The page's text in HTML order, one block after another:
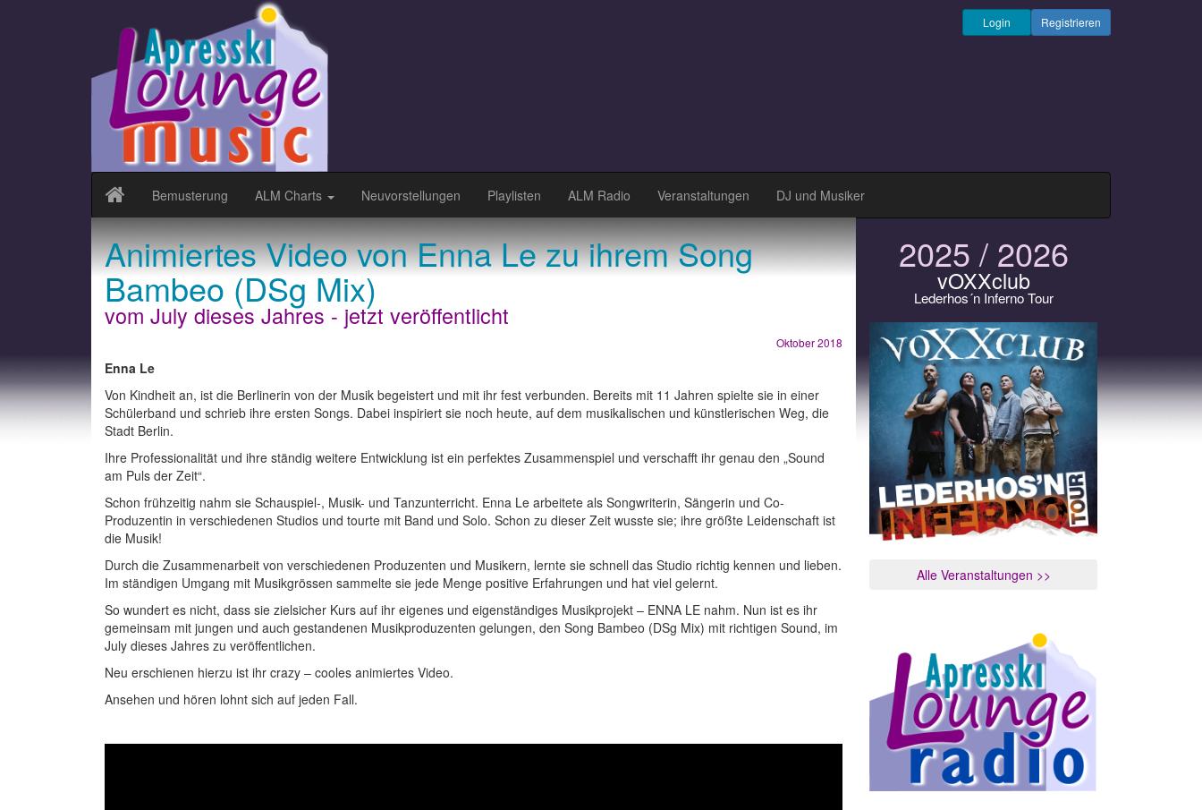
Registrieren
Login
Bemusterung ALM Charts Neuvorstellungen Playlisten ALM Radio Veranstaltungen DJ und Musiker
Animiertes Video von Enna Le zu ihrem Song
Bambeo (DSg Mix)
vom July dieses Jahres - jetzt veröffentlicht
Oktober 2018
Enna Le
Von Kindheit an, ist die Berlinerin von der Musik begeistert und mit ihr fest verbunden. Bereits mit 11 Jahren spielte sie in einer
Schülerband und schrieb ihre ersten Songs. Dabei inspiriert sie noch heute, auf dem musikalischen und künstlerischen Weg, die
Stadt Berlin.
Ihre Professionalität und ihre ständig weitere Entwicklung ist ein perfektes Zusammenspiel und verschafft ihr genau den „Sound
am Puls der Zeit“.
Schon frühzeitig nahm sie Schauspiel-, Musik- und Tanzunterricht. Enna Le arbeitete als Songwriterin, Sängerin und Co-
Produzentin in verschiedenen Studios und tourte mit Band und Solo. Schon zu dieser Zeit wusste sie; ihre größte Leidenschaft ist
die Musik!
Durch die Zusammenarbeit von verschiedenen Produzenten und Musikern, lernte sie schnell das Studio richtig kennen und lieben.
Im ständigen Umgang mit Musikgrössen sammelte sie jede Menge positive Erfahrungen und hat viel gelernt.
So wundert es nicht, dass sie zielsicher Kurs auf ihr eigenes und eigenständiges Musikprojekt – ENNA LE nahm. Nun ist es ihr
gemeinsam mit jungen und auch gestandenen Musikproduzenten gelungen, den Song Bambeo (DSg Mix) mit richtigen Sound, im
July dieses Jahres zu veröffentlichen.
Neu erschienen hierzu ist ihr crazy – cooles animiertes Video.
Ansehen und hören lohnt sich auf jeden Fall.
2025 / 2026
vOXXclub
Lederhos´n Inferno Tour
Alle Veranstaltungen >>